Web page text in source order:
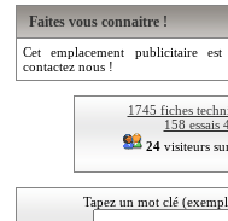
Faites vous connaitre !
Cet emplacement publicitaire
contactez nous !
1745 fiches
158 essais
24visiteurs
Tapez un mot clé